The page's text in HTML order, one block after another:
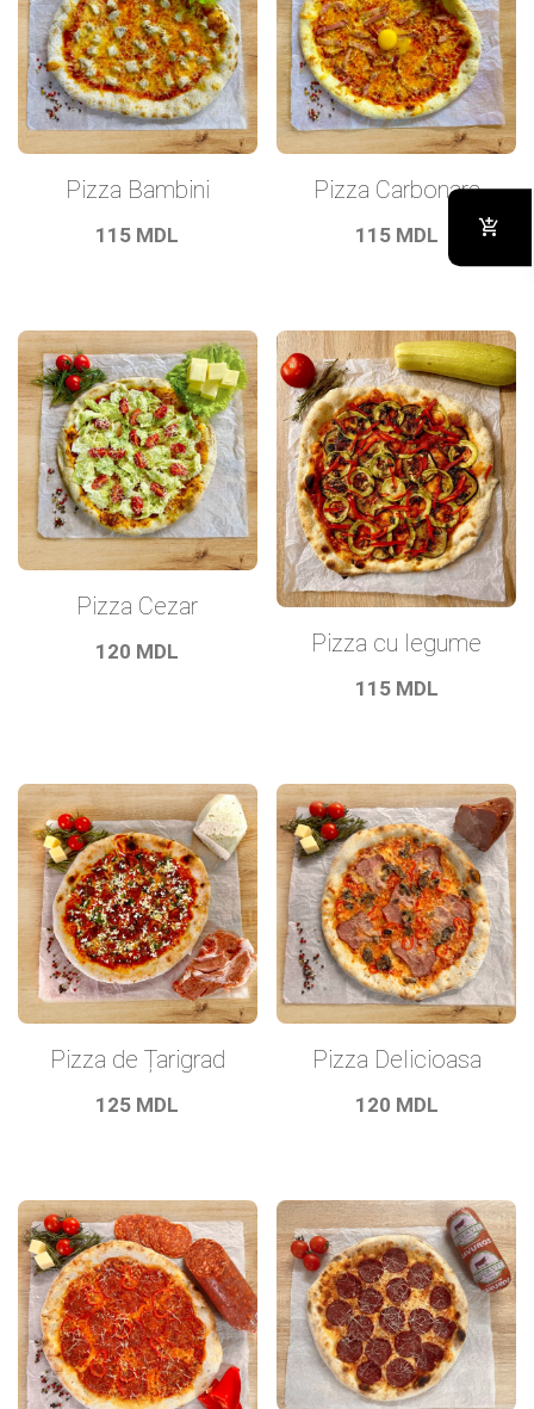
Pizza Bambini
115 MDL
Pizza Carbonara
115 MDL
Pizza Cezar
120 MDL Pizza cu legume
115 MDL
Pizza de Țarigrad
125 MDL
Pizza Delicioasa
120 MDL